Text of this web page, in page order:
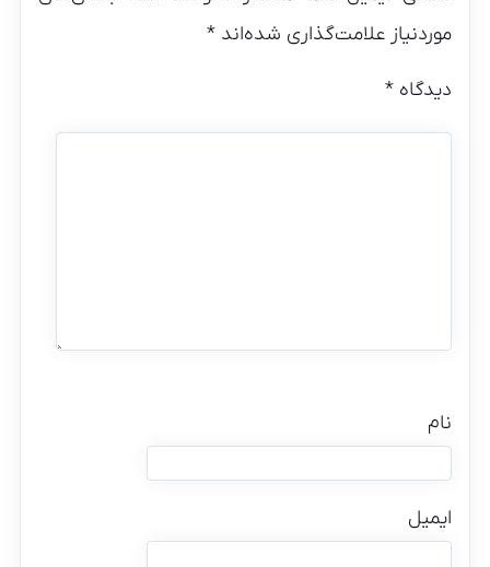
موردنیاز علامت‌گذاری شده‌اند*
دیدگاه*
نام
ایمیل